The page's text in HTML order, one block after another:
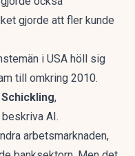
gjorde att fler kunde
i USA höll sig
till omkring 2010.
,
beskriva AI.
arbetsmarknaden,